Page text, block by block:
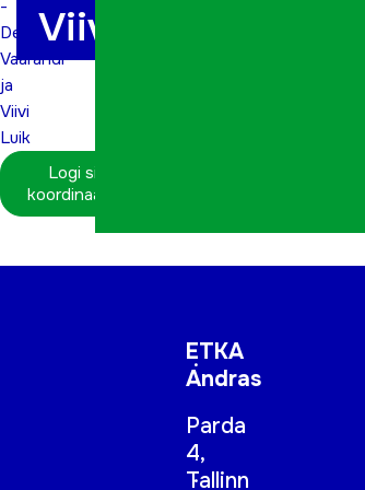
-
Debora
Vaarandi
ja
Viivi
Luik
Logi sisse
koordinaatorina
Viivi Luik
ETKA
Andras
Parda
4,
Tallinn